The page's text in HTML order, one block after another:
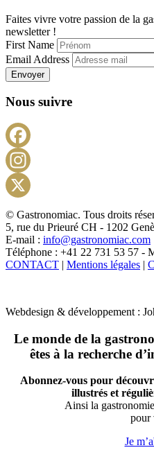
Faites vivre votre passion de la
newsletter !
First Name
Email Address
Envoyer
Nous suivre
© Gastronomiac. Tous droits
5, rue du Prieuré CH - 1202
E-mail : info@gastronomiac.com
Téléphone : +41 22 731 53 57 -
CONTACT | Mentions légales |
Webdesign & développement :
Le monde de la
êtes à la recherche
Abonnez-vous pour
illustrés et
Ainsi la
pour
Je